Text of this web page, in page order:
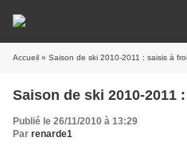
Accueil » Saison de ski 2010-2011 : saisis à
Saison de ski 2010-2011
Publié le 26/11/2010 à 13:29
Par renarde1